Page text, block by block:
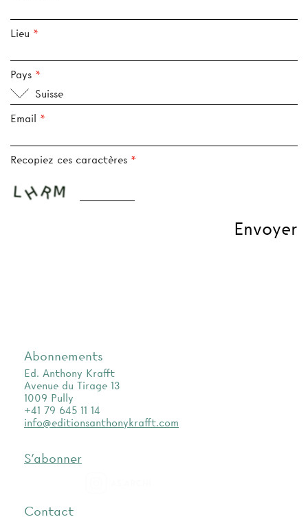
Lieu
Pays
Suisse
Email
Recopiez ces caractères
Abonnements
Ed. Anthony Krafft
Avenue du Tirage 13
1009 Pully
+41 79 645 11 14
info@editionsanthonykrafft.com
S'abonner
Contact